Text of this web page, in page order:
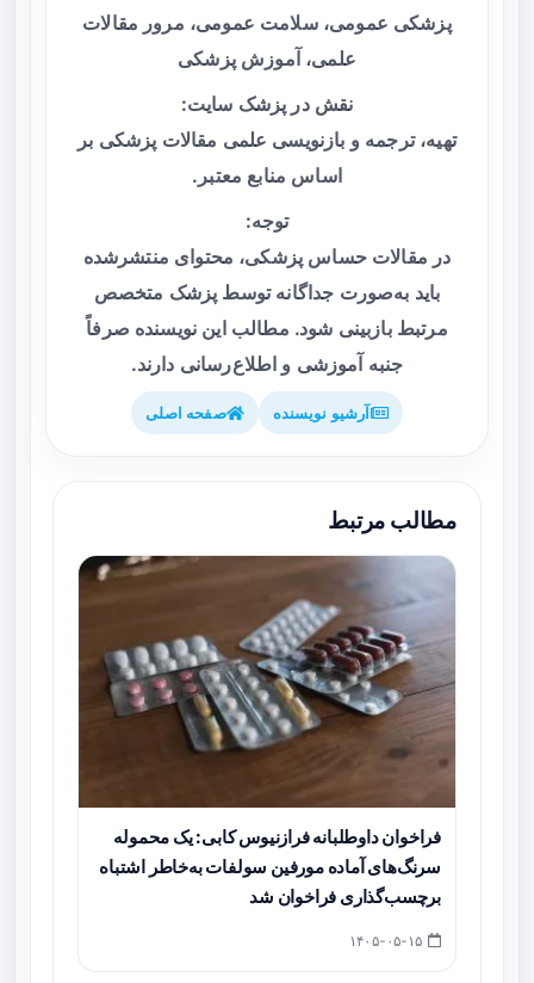
پزشکی عمومی، سلامت عمومی، مرور مقالات
علمی، آموزش پزشکی
نقش در پزشک سایت:
تهیه، ترجمه و بازنویسی علمی مقالات پزشکی بر
اساس منابع معتبر.
توجه:
در مقالات حساس پزشکی، محتوای منتشرشده
باید به‌صورت جداگانه توسط پزشک متخصص
مرتبط بازبینی شود. مطالب این نویسنده صرفاً
جنبه آموزشی و اطلاع‌رسانی دارند.
آرشیو نویسنده صفحه اصلی
مطالب مرتبط
فراخوان داوطلبانه فرازنیوس کابی: یک محموله
سرنگ‌های آماده مورفین سولفات به‌خاطر اشتباه
برچسب‌گذاری فراخوان شد